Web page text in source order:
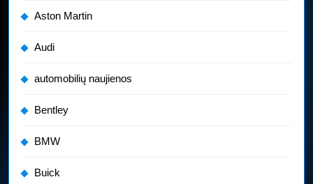
Aston Martin
Audi
automobilių naujienos
Bentley
BMW
Buick